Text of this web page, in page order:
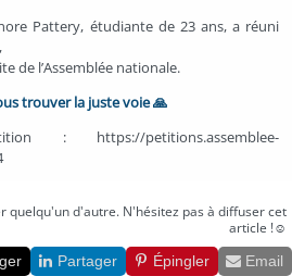
Pattery, étudiante de 23 ans, a réuni
de l’Assemblée nationale.
trouver la juste voie 🙏
: https://petitions.assemblee-
quelqu'un d'autre. N'hésitez pas à diffuser cet
article !☺
Partager Épingler Email